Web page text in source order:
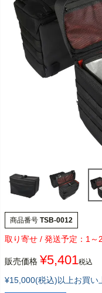
商品番号 TSB-0012
1～
販売価格 ¥5,401税込
¥15,000(税込)以上お買い